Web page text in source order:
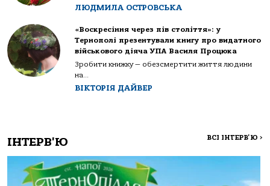
ЛЮДМИЛА ОСТРОВСЬКА
«Воскресіння через пів століття»: у
Тернополі презентували книгу про видатного
військового діяча УПА Василя Процюка
Зробити книжку — обезсмертити життя людини
на...
ВІКТОРІЯ ДАЙВЕР
ІНТЕРВ'Ю ВСІ ІНТЕРВ'Ю >